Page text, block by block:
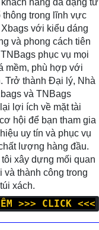
hàng đa dạng từ
thông trong lĩnh vực
với kiểu dáng
và phong cách tiên
phục vụ mọi
mềm, phù hợp với
Trở thành Đại lý, Nhà
và TNBags
lợi ích về mặt tài
hội để bạn tham gia
uy tín và phục vụ
lượng hàng đầu.
xây dựng mối quan
và thành công trong
xách.
>>> CLICK <<<